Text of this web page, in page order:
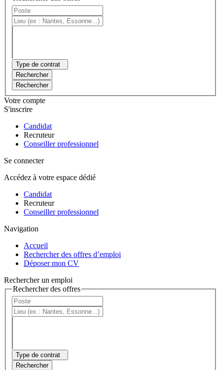
Type de contrat
Rechercher
Rechercher
Votre compte
S'inscrire
Candidat
Recruteur
Conseiller professionnel
Se connecter
Accédez à votre espace dédié
Candidat
Recruteur
Conseiller professionnel
Navigation
Accueil
Rechercher des offres d’emploi
Déposer mon CV
Rechercher un emploi
Rechercher des offres
Type de contrat
Rechercher